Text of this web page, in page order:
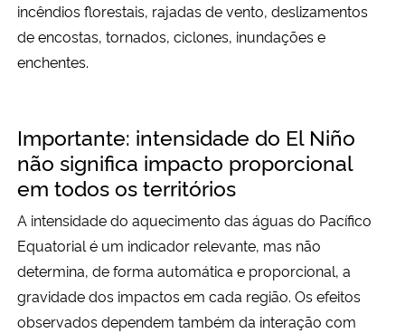
incêndios florestais, rajadas de vento, deslizamentos
de encostas, tornados, ciclones, inundações e
enchentes.
Importante: intensidade do El Niño
não significa impacto proporcional
em todos os territórios
A intensidade do aquecimento das águas do Pacífico
Equatorial é um indicador relevante, mas não
determina, de forma automática e proporcional, a
gravidade dos impactos em cada região. Os efeitos
observados dependem também da interação com